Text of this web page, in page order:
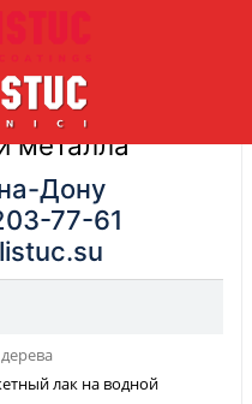
материалы
металла
Дону
77-61
лак на водной